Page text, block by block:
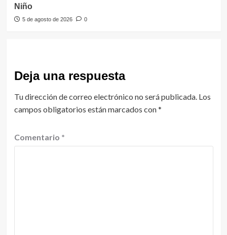
Niño
5 de agosto de 2026 0
Deja una respuesta
Tu dirección de correo electrónico no será publicada. Los
campos obligatorios están marcados con*
Comentario *